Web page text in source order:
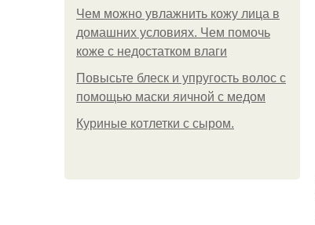
Чем можно увлажнить кожу лица в
домашних условиях. Чем помочь
коже с недостатком влаги
Повысьте блеск и упругость волос с
помощью маски яичной с медом
Куриные котлетки с сыром.